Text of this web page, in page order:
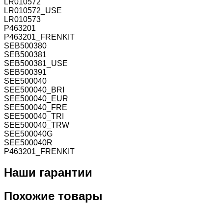
LR010572
LR010572_USE
LR010573
P463201
P463201_FRENKIT
SEB500380
SEB500381
SEB500381_USE
SEB500391
SEE500040
SEE500040_BRI
SEE500040_EUR
SEE500040_FRE
SEE500040_TRI
SEE500040_TRW
SEE500040G
SEE500040R
Р463201_FRENKIT
Наши гарантии
Похожие товары